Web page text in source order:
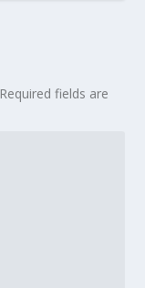
Required fields are